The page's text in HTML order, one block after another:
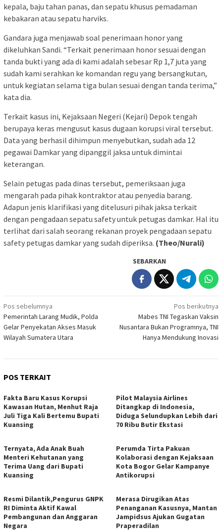
kepala, baju tahan panas, dan sepatu khusus pemadaman
kebakaran atau sepatu harviks.
Gandara juga menjawab soal penerimaan honor yang
dikeluhkan Sandi. “Terkait penerimaan honor sesuai dengan
tanda bukti yang ada di kami adalah sebesar Rp 1,7 juta yang
sudah kami serahkan ke komandan regu yang bersangkutan,
untuk kegiatan selama tiga bulan sesuai dengan tanda terima,”
kata dia.
Terkait kasus ini, Kejaksaan Negeri (Kejari) Depok tengah
berupaya keras mengusut kasus dugaan korupsi viral tersebut.
Data yang berhasil dihimpun menyebutkan, sudah ada 12
pegawai Damkar yang dipanggil jaksa untuk dimintai
keterangan.
Selain petugas pada dinas tersebut, pemeriksaan juga
mengarah pada pihak kontraktor atau penyedia barang.
Adapun jenis klarifikasi yang ditelusuri pihak jaksa terkait
dengan pengadaan sepatu safety untuk petugas damkar. Hal itu
terlihat dari salah seorang rekanan proyek pengadaan sepatu
safety petugas damkar yang sudah diperiksa. (Theo/Nurali)
SEBARKAN
Navigasi
pos
Pos sebelumnya
Pemerintah Larang Mudik, Polda
Gelar Penyekatan Akses Masuk
Wilayah Sumatera Utara
Pos berikutnya
Mabes TNI Tegaskan Vaksin
Nusantara Bukan Programnya, TNI
Hanya Mendukung Inovasi
POS TERKAIT
Fakta Baru Kasus Korupsi
Kawasan Hutan, Menhut Raja
Juli Tiga Kali Bertemu Bupati
Kuansing
Pilot Malaysia Airlines
Ditangkap di Indonesia,
Diduga Selundupkan Lebih dari
70 Ribu Butir Ekstasi
Ternyata, Ada Anak Buah
Menteri Kehutanan yang
Terima Uang dari Bupati
Kuansing
Perumda Tirta Pakuan
Kolaborasi dengan Kejaksaan
Kota Bogor Gelar Kampanye
Antikorupsi
Resmi Dilantik,Pengurus GNPK
RI Diminta Aktif Kawal
Pembangunan dan Anggaran
Negara
Merasa Dirugikan Atas
Penanganan Kasusnya, Mantan
Jampidsus Ajukan Gugatan
Praperadilan